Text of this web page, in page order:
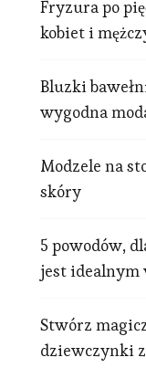
Fryzura po
kobiet i
Bluzki
wygodna
Modzele na
skóry
5 powodów,
jest idealnym
Stwórz
dziewczynki